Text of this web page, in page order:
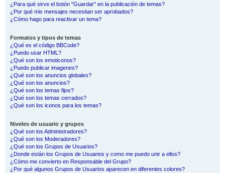
¿Para qué sirve el botón "Guardar" en la publicación de temas?
¿Por qué mis mensajes necesitan ser aprobados?
¿Cómo hago para reactivar un tema?
Formatos y tipos de temas
¿Qué es el código BBCode?
¿Puedo usar HTML?
¿Qué son los emoticonos?
¿Puedo publicar imagenes?
¿Qué son los anuncios globales?
¿Qué son los anuncios?
¿Qué son los temas fijos?
¿Qué son los temas cerrados?
¿Qué son los iconos para los temas?
Niveles de usuario y grupos
¿Qué son los Administradores?
¿Qué son los Moderadores?
¿Qué son los Grupos de Usuarios?
¿Donde están los Grupos de Usuarios y como me puedo unir a ellos?
¿Cómo me convierto en Responsable del Grupo?
¿Por qué algunos Grupos de Usuarios aparecen en diferentes colores?